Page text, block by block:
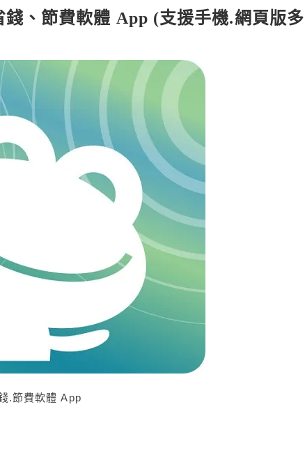
、節費軟體 App (支援手機.網頁版多
.節費軟體 App